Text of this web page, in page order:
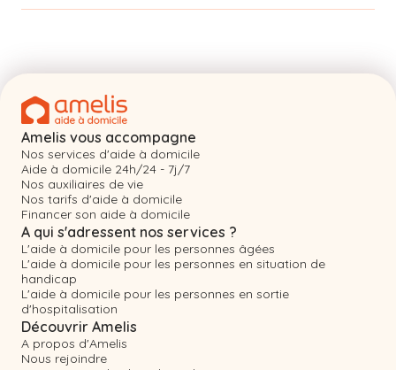
Amelis vous accompagne
Nos services d'aide à domicile
Aide à domicile 24h/24 - 7j/7
Nos auxiliaires de vie
Nos tarifs d'aide à domicile
Financer son aide à domicile
A qui s'adressent nos services ?
L'aide à domicile pour les personnes âgées
L'aide à domicile pour les personnes en situation de
handicap
L'aide à domicile pour les personnes en sortie
d'hospitalisation
Découvrir Amelis
A propos d'Amelis
Nous rejoindre